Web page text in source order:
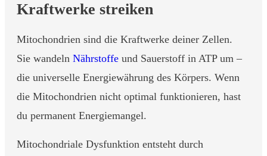
Kraftwerke streiken
Mitochondrien sind die Kraftwerke deiner Zellen.
Sie wandeln Nährstoffe und Sauerstoff in ATP um –
die universelle Energiewährung des Körpers. Wenn
die Mitochondrien nicht optimal funktionieren, hast
du permanent Energiemangel.
Mitochondriale Dysfunktion entsteht durch